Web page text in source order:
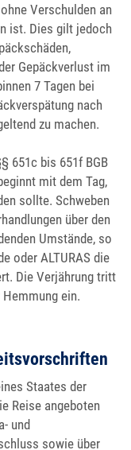
Verschulden an
ist. Dies gilt jedoch
Gepäckverlust im
7 Tagen bei
nach
zu machen.
651c bis 651f BGB
mit dem Tag,
sollte. Schweben
über den
Umstände, so
oder ALTURAS die
Die Verjährung tritt
ein.
Staates der
Reise angeboten
und
sowie über